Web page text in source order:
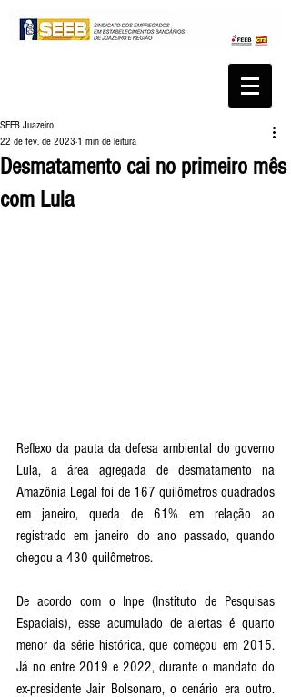
Desmatamento cai no primeiro mês
com Lula
SEEB Juazeiro
22 de fev. de 2023 1 min de leitura
Reflexo da pauta da defesa ambiental do governo
Lula, a área agregada de desmatamento na
Amazônia Legal foi de 167 quilômetros quadrados
em janeiro, queda de 61% em relação ao
registrado em janeiro do ano passado, quando
chegou a 430 quilômetros.
De acordo com o Inpe (Instituto de Pesquisas
Espaciais), esse acumulado de alertas é quarto
menor da série histórica, que começou em 2015.
Já no entre 2019 e 2022, durante o mandato do
ex-presidente Jair Bolsonaro, o cenário era outro.